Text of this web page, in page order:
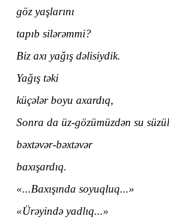
göz yaşlarını
tapıb silərəmmi?
Biz axı yağış dəlisiydik.
Yağış təki
küçələr boyu axardıq,
Sonra da üz-gözümüzdən su
bəxtəvər-bəxtəvər
baxışardıq.
«...Baxışında soyuqluq...»
«Ürəyində yadlıq...»